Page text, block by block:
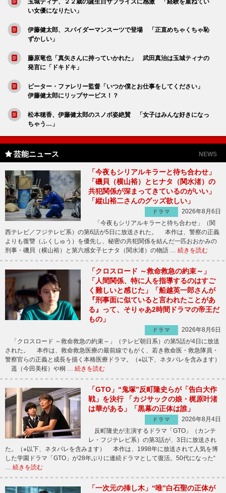
玉城ティナ、２２歳の誕生日サプライズに感激 「経験を重ねてい
い女優になりたい」
伊藤健太郎、スパイダーマンスーツで登場 「正直めちゃくちゃ恥
ずかしい」
藤原竜也「真矢さんに持っていかれた」 武田真治は玉城ティナの
発言に「ドキドキ」
ピーター・ファレリー監督「いつか僕とお仕事をしてください」
伊藤健太郎にリップサービス！？
松本穂香、伊藤健太郎のスノボ姿絶賛 「女子はみんな好きになっ
ちゃう…」
芸能ニュース NEWS
「今夜もシリアルキラーと待ち合わせ」
「磯貝（横山裕）とヒナタ（関水渚）の
共犯関係が深まってきているのがいい」
「縦山裕二さんのグッズ欲しい」
ドラマ
2026年8月6日
「今夜もシリアルキラーと待ち合わせ」（関
西テレビ／フジテレビ系）の第6話が5日に放送された。 本作は、警察の正義
よりも復讐（ふくしゅう）を優先し、秘密の共犯関係を結んだ一匹おおかみの
刑事・磯貝（横山裕）と第六感女子ヒナタ（関水渚）の物語 … 続きを読む
「クロスロード ～救命救急の約束～」
「人間関係、特に人を指導するのはすご
く難しいと感じた」「船越英一郎さんが
『刑事面に似ていると言われたことがあ
る』って、そりゃあ2時間ドラマの帝王だ
もの」
ドラマ
2026年8月6日
「クロスロード ～救命救急の約束～」（テレビ朝日系）の第5話が4日に放送
された。 本作は、救命救急医療の最前線でもがく、若き救命医・救急隊員・
警察官らの正義と成長を描く本格医療ドラマ。（※以下、ネタバレを含みます）
遥（今田美桜）や桐 … 続きを読む
「GTO」“鬼塚”反町隆史らが「告白大作
戦」を決行 「カジサックの娘・梶原叶渚
は華がある」「黒幕の正体は誰」
ドラマ
2026年8月4日
反町隆史が主演するドラマ「GTO」（カンテ
レ・フジテレビ系）の第3話が、3日に放送され
た。（※以下、ネタバレを含みます） 本作は、1998年に放送されて人気を博
した学園ドラマ「GTO」が28年ぶりに連続ドラマとして復活。50代になった“
… 続きを読む
「一次元の挿し木」“唯”白石聖の正体が